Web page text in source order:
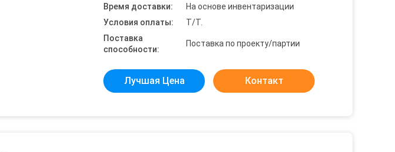
Время доставки:
На основе инвентаризации
Условия оплаты:
T/T.
Поставка
способности:
Поставка по проекту/партии
Лучшая Цена Контакт